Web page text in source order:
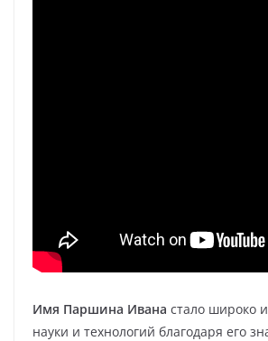
Имя Паршина Ивана стало широко
науки и технологий благодаря его